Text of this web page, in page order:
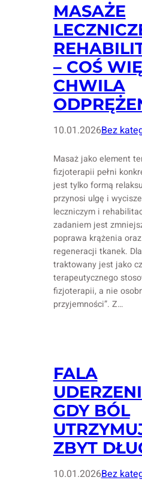
MASAŻE
– COŚ
CHWILA
10.01.2026Bez
Masaż jako element
fizjoterapii pełni
jest tylko formą
przynosi ulgę i
leczniczym i
zadaniem jest
poprawa krążenia
regeneracji tkanek.
traktowany jest jako
terapeutycznego
fizjoterapii, a nie
przyjemności”. Z…
FALA
GDY BÓL
ZBYT
10.01.2026Bez